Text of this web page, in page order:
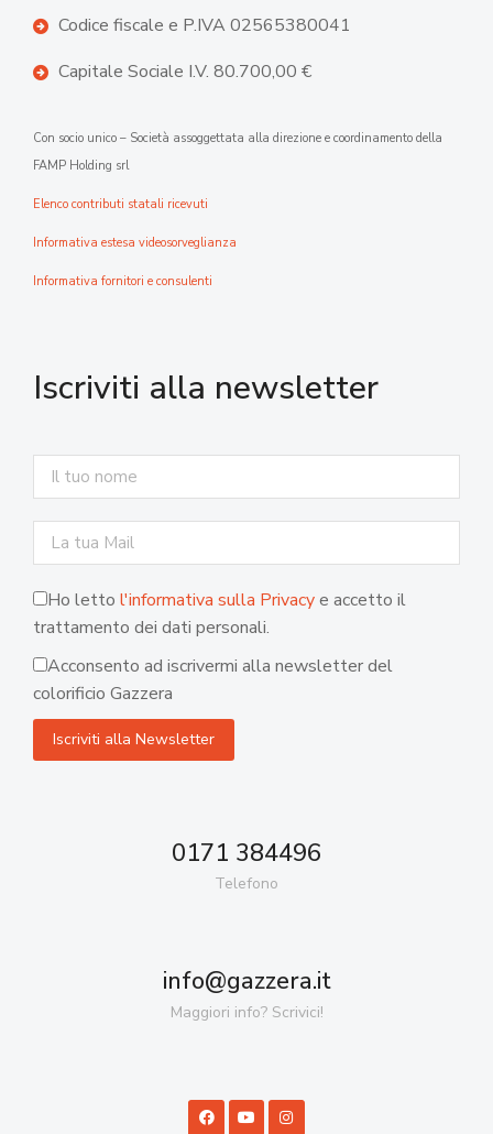
Codice fiscale e P.IVA 02565380041
Capitale Sociale I.V. 80.700,00 €
Con socio unico – Società assoggettata alla direzione e coordinamento della
FAMP Holding srl
Elenco contributi statali ricevuti
Informativa estesa videosorveglianza
Informativa fornitori e consulenti
Iscriviti alla newsletter
Ho letto l'informativa sulla Privacye accetto il
trattamento dei dati personali.
Acconsento ad iscrivermi alla newsletter del
colorificio Gazzera
0171 384496
Telefono
info@gazzera.it
Maggiori info? Scrivici!